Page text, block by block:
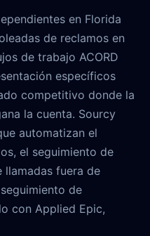
en Florida
de reclamos en
de trabajo ACORD
específicos
competitivo donde la
la cuenta. Sourcy
automatizan el
el seguimiento de
llamadas fuera de
de
con Applied Epic,